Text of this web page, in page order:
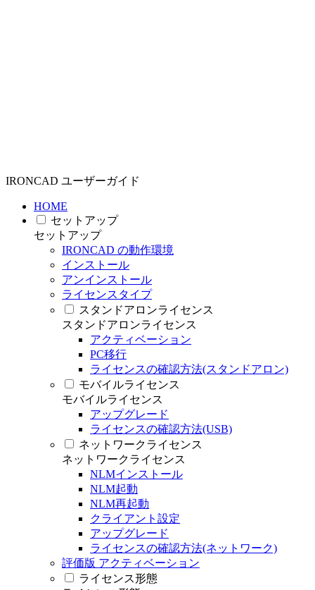
IRONCAD ユーザーガイド
HOME
セットアップ
セットアップ
IRONCAD の動作環境
インストール
アンインストール
ライセンスタイプ
スタンドアロンライセンス
スタンドアロンライセンス
アクティベーション
PC移行
ライセンスの確認方法(スタンドアロン)
モバイルライセンス
モバイルライセンス
アップグレード
ライセンスの確認方法(USB)
ネットワークライセンス
ネットワークライセンス
NLMインストール
NLM起動
NLM再起動
クライアント設定
アップグレード
ライセンスの確認方法(ネットワーク)
評価版 アクティベーション
ライセンス形態